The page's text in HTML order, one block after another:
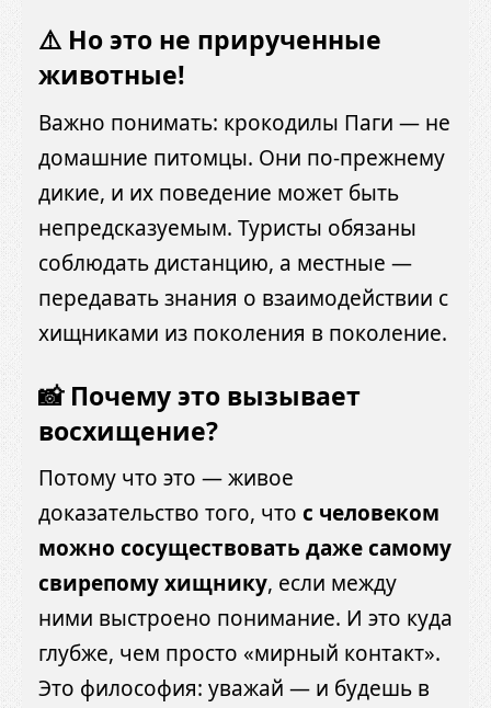
⚠️ Но это не прирученные
животные!
Важно понимать: крокодилы Паги — не
домашние питомцы. Они по-прежнему
дикие, и их поведение может быть
непредсказуемым. Туристы обязаны
соблюдать дистанцию, а местные —
передавать знания о взаимодействии с
хищниками из поколения в поколение.
📸 Почему это вызывает
восхищение?
Потому что это — живое
доказательство того, что с человеком
можно сосуществовать даже самому
свирепому хищнику, если между
ними выстроено понимание. И это куда
глубже, чем просто «мирный контакт».
Это философия: уважай — и будешь в